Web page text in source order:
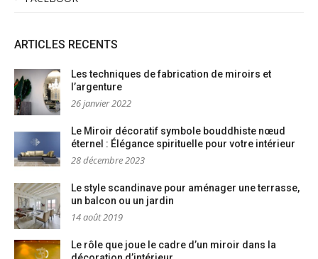
ARTICLES RECENTS
Les techniques de fabrication de miroirs et
l’argenture
26 janvier 2022
Le Miroir décoratif symbole bouddhiste nœud
éternel : Élégance spirituelle pour votre intérieur
28 décembre 2023
Le style scandinave pour aménager une terrasse,
un balcon ou un jardin
14 août 2019
Le rôle que joue le cadre d’un miroir dans la